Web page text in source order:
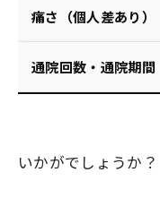
痛さ（個人差あり）
通院回数・通院期間
いかがでしょうか？